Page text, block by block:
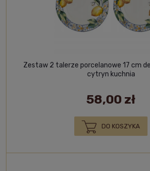
Zestaw 2 talerze porcelanowe 17 cm
cytryn kuchnia
58,00 zł
DO KOSZYKA